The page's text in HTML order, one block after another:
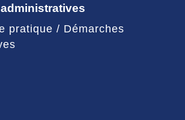
pratique / Démarches